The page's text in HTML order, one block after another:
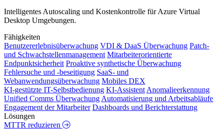
Intelligentes Autoscaling und Kostenkontrolle für Azure Virtual
Desktop Umgebungen.
Fähigkeiten
Benutzererlebnisüberwachung VDI & DaaS Überwachung Patch-
und Schwachstellenmanagement Mitarbeiterorientierte
Endpunktsicherheit Proaktive synthetische Überwachung
Fehlersuche und -beseitigung SaaS- und
Webanwendungsüberwachung Mobiles DEX
KI-gestützte IT-Selbstbedienung KI-Assistent Anomalieerkennung
Unified Comms Überwachung Automatisierung und Arbeitsabläufe
Engagement der Mitarbeiter Dashboards und Berichterstattung
Lösungen
MTTR reduzieren